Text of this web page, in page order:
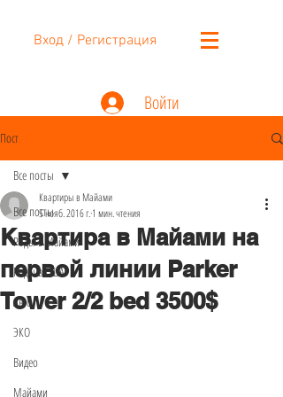
Вход / Регистрация
Войти
Пост
Все посты
Роды в Майами
Роды в США
Авто
ЭКО
Видео
Майами
Все посты
Квартира в Майами на
первой линии Parker
Tower 2/2 bed 3500$
Квартиры в Майами
5 нояб. 2016 г.1 мин. чтения